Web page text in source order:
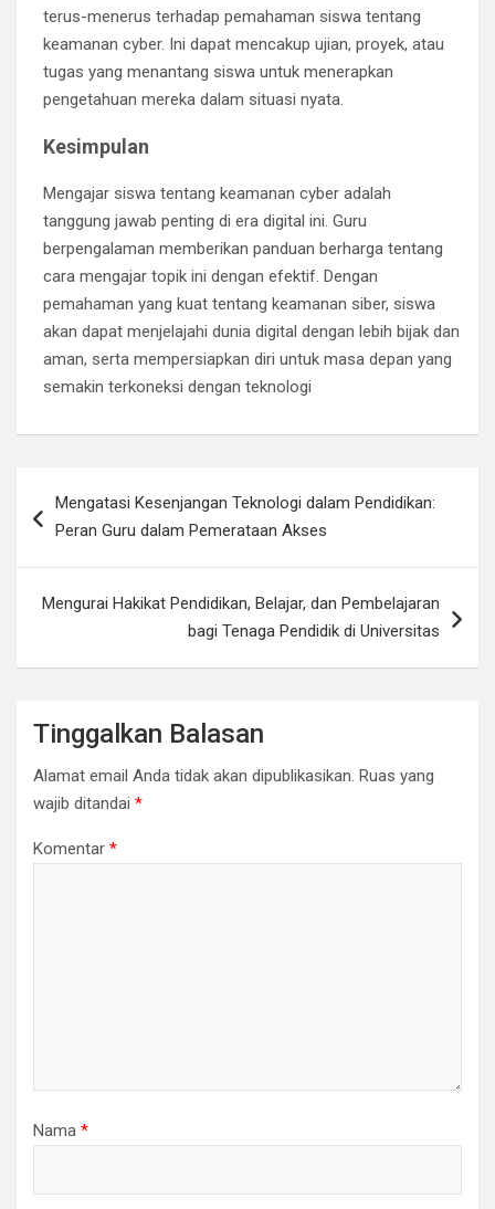
terus-menerus terhadap pemahaman siswa tentang
keamanan cyber. Ini dapat mencakup ujian, proyek, atau
tugas yang menantang siswa untuk menerapkan
pengetahuan mereka dalam situasi nyata.
Kesimpulan
Mengajar siswa tentang keamanan cyber adalah
tanggung jawab penting di era digital ini. Guru
berpengalaman memberikan panduan berharga tentang
cara mengajar topik ini dengan efektif. Dengan
pemahaman yang kuat tentang keamanan siber, siswa
akan dapat menjelajahi dunia digital dengan lebih bijak dan
aman, serta mempersiapkan diri untuk masa depan yang
semakin terkoneksi dengan teknologi
posMengatasi Kesenjangan Teknologi dalam Pendidikan:
Peran Guru dalam Pemerataan Akses
Mengurai Hakikat Pendidikan, Belajar, dan Pembelajaran
bagi Tenaga Pendidik di Universitas
Tinggalkan Balasan
Alamat email Anda tidak akan dipublikasikan. Ruas yang
wajib ditandai *
Komentar *
Nama *